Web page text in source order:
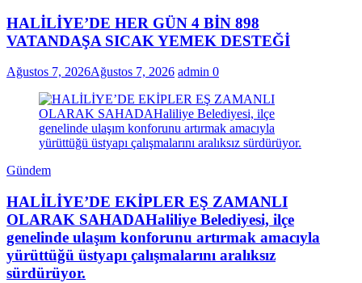
HALİLİYE’DE HER GÜN 4 BİN 898
VATANDAŞA SICAK YEMEK DESTEĞİ
Ağustos 7, 2026Ağustos 7, 2026 admin 0
Gündem
HALİLİYE’DE EKİPLER EŞ ZAMANLI
OLARAK SAHADAHaliliye Belediyesi, ilçe
genelinde ulaşım konforunu artırmak amacıyla
yürüttüğü üstyapı çalışmalarını aralıksız
sürdürüyor.